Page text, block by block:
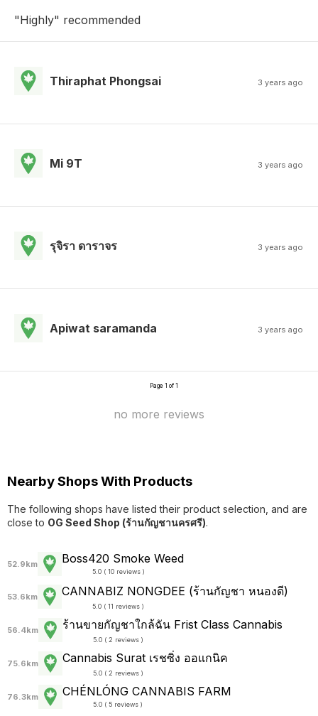
"Highly" recommended
Thiraphat Phongsai 3 years ago
Mi 9T 3 years ago
รุจิรา ดาราจร 3 years ago
Apiwat saramanda 3 years ago
Page 1 of 1
no more reviews
Nearby Shops With Products
The following shops have listed their product selection, and are
close to OG Seed Shop (ร้านกัญชานครศรี).
52.9km Boss420 Smoke Weed
5.0 ( 10 reviews )
53.6km CANNABIZ NONGDEE (ร้านกัญชา หนองดี)
5.0 ( 11 reviews )
56.4km ร้านขายกัญชาใกล้ฉัน Frist Class Cannabis
5.0 ( 2 reviews )
75.6km Cannabis Surat เรชซิ่ง ออแกนิค
5.0 ( 2 reviews )
76.3km CHÉNLÓNG CANNABIS FARM
5.0 ( 5 reviews )